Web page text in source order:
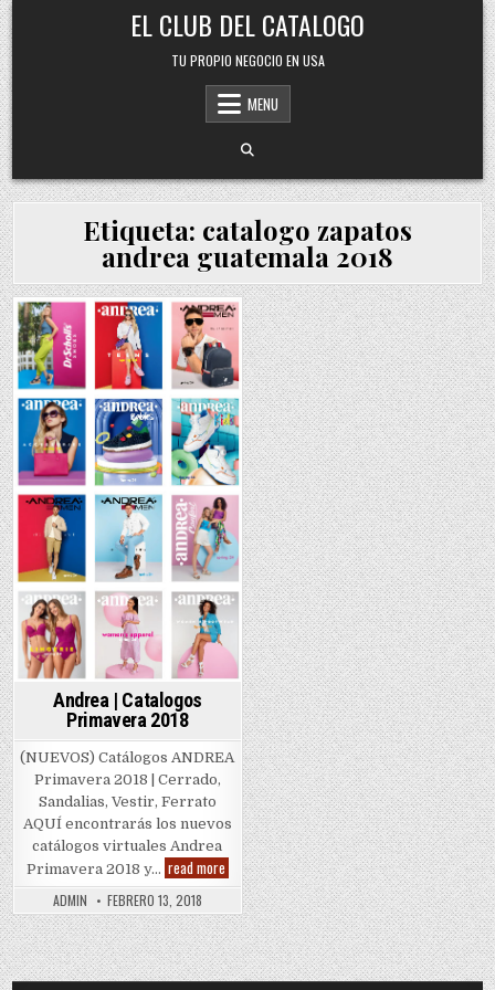
Skip
to
content
EL CLUB DEL CATALOGO
TU PROPIO NEGOCIO EN USA
MENU
Etiqueta: catalogo zapatos
andrea guatemala 2018
Posted
in
Andrea | Catalogos
Primavera 2018
(NUEVOS) Catálogos ANDREA
Primavera 2018 | Cerrado,
Sandalias, Vestir, Ferrato
AQUÍ encontrarás los nuevos
catálogos virtuales Andrea
Primavera 2018 y… read moreAndrea
|
Catalogos
Primavera
2018
ADMIN FEBRERO 13, 2018